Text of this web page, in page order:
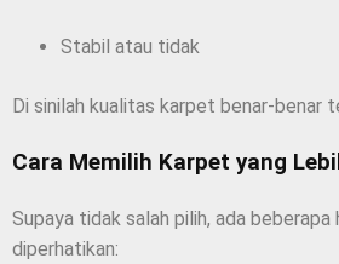
Stabil atau tidak
Di sinilah kualitas karpet benar-benar
Cara Memilih Karpet yang
Supaya tidak salah pilih, ada
diperhatikan: